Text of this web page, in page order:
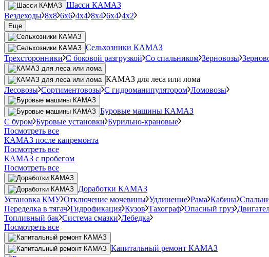
Шасси КАМАЗ
Вездеходы 8х8 6х6 4х4 8х4 6х4 4х2
Еще
Сельхозники КАМАЗ
Трехсторонники С боковой разгрузкой Со спальником Зерновозы
КАМАЗ для леса или лома
Лесовозы Сортиментовозы С гидроманипулятором Ломовозы
Буровые машины КАМАЗ
С буром Буровые установки Бурильно-крановые
Посмотреть все
КАМАЗ после капремонта
Посмотреть все
КАМАЗ с пробегом
Посмотреть все
Доработки КАМАЗ
Установка КМУ Отключение мочевины Удлинение Рама Кабина
Переделка в тягач Гидрофикация Кузов Тахограф Опасный груз
Топливный бак Система смазки Лебедка
Посмотреть все
Капитальный ремонт КАМАЗ